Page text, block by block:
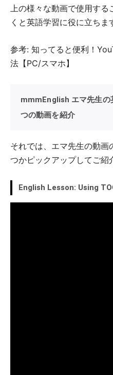
上の様々な動画で使用す
くと英語学習に役に立ちま
参考: 知ってると便利！
法【PC/スマホ】
mmmEnglish エマ先生の
つの動画を紹介
それでは、エマ先生の動画
つかピックアップしてご紹
English Lesson: Using